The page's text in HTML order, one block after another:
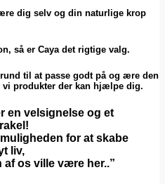
dig selv og din naturlige krop
så er Caya det rigtige valg.
til at passe godt på og ære den
vi produkter der kan hjælpe dig.
en velsignelse og et
for at skabe
liv,
os ville være her..”